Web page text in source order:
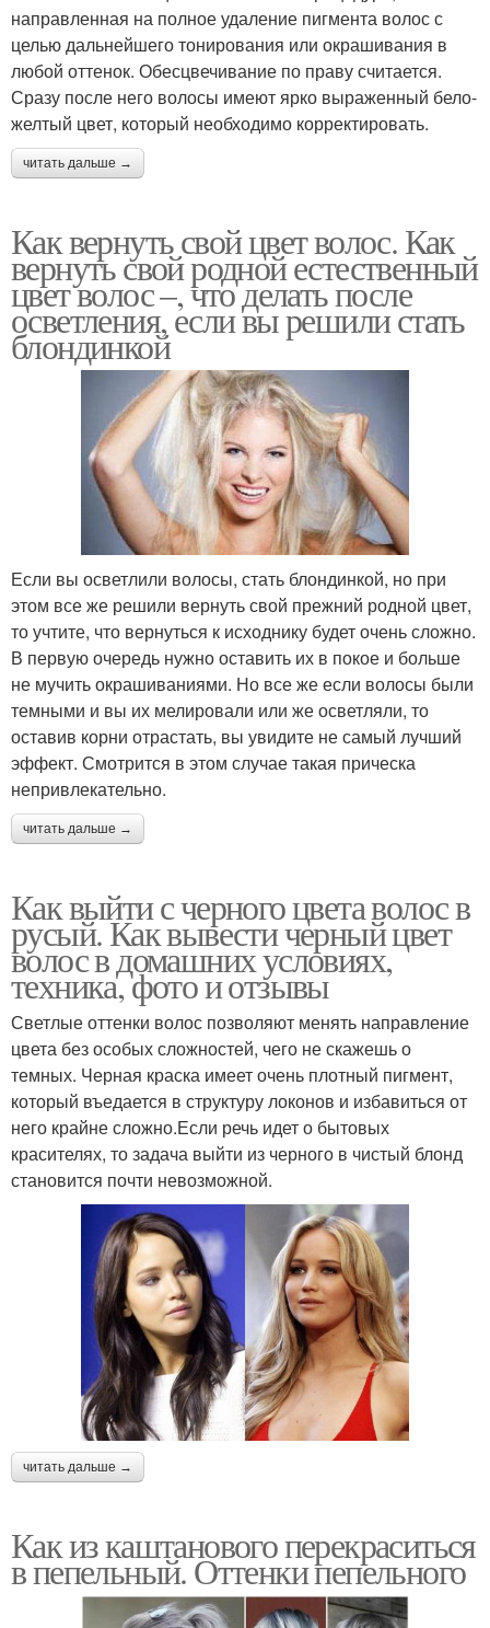
направленная на полное удаление пигмента волос с
целью дальнейшего тонирования или окрашивания в
любой оттенок. Обесцвечивание по праву считается.
Сразу после него волосы имеют ярко выраженный бело-
желтый цвет, который необходимо корректировать.
читать дальше →
Как вернуть свой цвет волос. Как
вернуть свой родной естественный
цвет волос –, что делать после
осветления, если вы решили стать
блондинкой
Если вы осветлили волосы, стать блондинкой, но при
этом все же решили вернуть свой прежний родной цвет,
то учтите, что вернуться к исходнику будет очень сложно.
В первую очередь нужно оставить их в покое и больше
не мучить окрашиваниями. Но все же если волосы были
темными и вы их мелировали или же осветляли, то
оставив корни отрастать, вы увидите не самый лучший
эффект. Смотрится в этом случае такая прическа
непривлекательно.
читать дальше →
Как выйти с черного цвета волос в
русый. Как вывести черный цвет
волос в домашних условиях,
техника, фото и отзывы
Светлые оттенки волос позволяют менять направление
цвета без особых сложностей, чего не скажешь о
темных. Черная краска имеет очень плотный пигмент,
который въедается в структуру локонов и избавиться от
него крайне сложно.Если речь идет о бытовых
красителях, то задача выйти из черного в чистый блонд
становится почти невозможной.
читать дальше →
Как из каштанового перекраситься
в пепельный. Оттенки пепельного